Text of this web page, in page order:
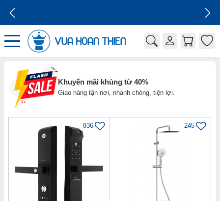
Khuyến mãi khủng từ 40%
Giao hàng tận nơi, nhanh chóng, tiện lợi.
836 245